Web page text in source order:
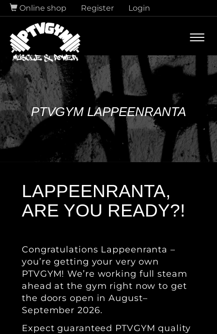
Online shop Register Login
PTVGYM LAPPEENRANTA
LAPPEENRANTA,
ARE YOU READY?!
Congratulations Lappeenranta –
you’re getting your very own
PTVGYM! We’re working full steam
ahead at the gym right now to get
the doors open in August–
September 2026.
Expect guaranteed PTVGYM quality